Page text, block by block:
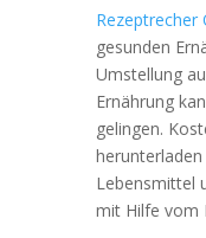
Rezeptrecher
gesunden
Umstellung
Ernährung
gelingen.
Lebensmittel
mit Hilfe vom